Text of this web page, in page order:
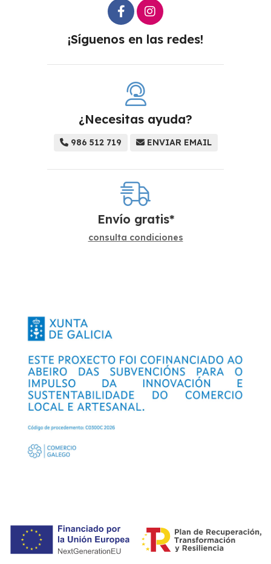
¡Síguenos en las redes!
¿Necesitas ayuda?
986 512 719 ENVIAR EMAIL
Envío gratis*
consulta condiciones